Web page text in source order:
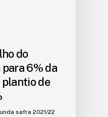
do
para 6% da
plantio de
safra 2021/22